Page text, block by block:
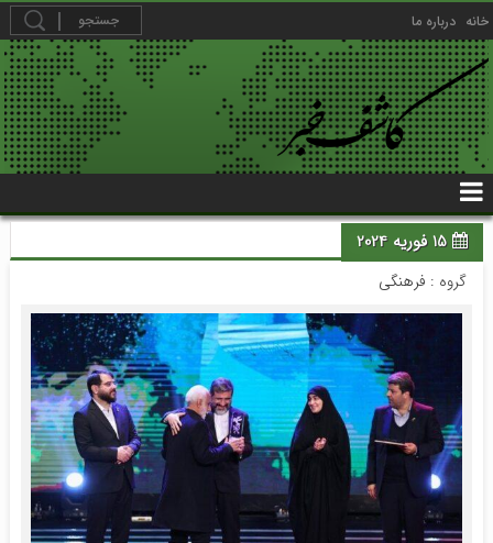
خانه درباره ما
15 فوریه 2024
گروه : فرهنگی